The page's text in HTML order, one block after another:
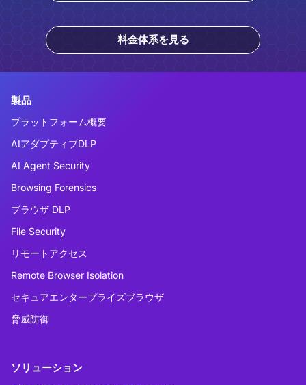
料金体系を見る
製品
プラットフォーム概要
AIアダプティブDLP
AI Agent Security
Browsing Forensics
ブラウザ DLP
File Security
リモートアクセス
Remote Browser Isolation
セキュアエンタープライズブラウザ
脅威防御
ソリューション